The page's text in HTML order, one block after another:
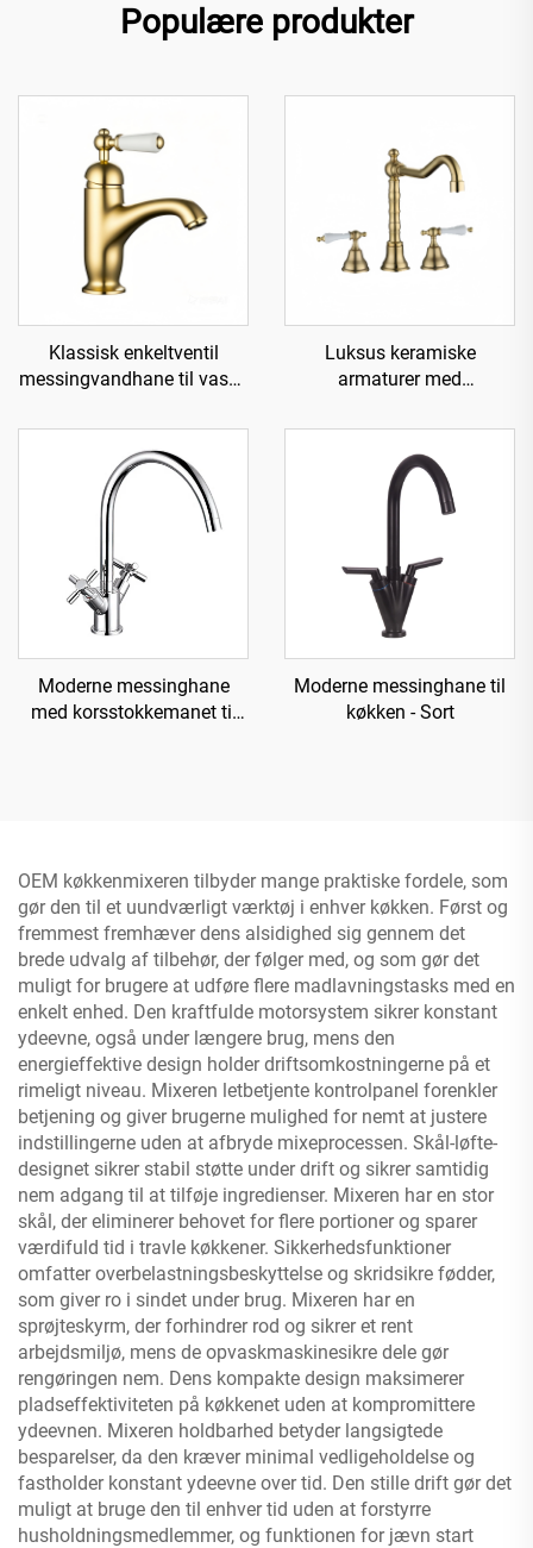
Populære produkter
Klassisk enkeltventil
messingvandhane til vask -
Luksus keramiske
armaturer med
Guld
Moderne messinghane
med korsstokkemanet til
Moderne messinghane til
køkken - Sort
OEM køkkenmixeren tilbyder mange praktiske fordele, som
gør den til et uundværligt værktøj i enhver køkken. Først og
fremmest fremhæver dens alsidighed sig gennem det
brede udvalg af tilbehør, der følger med, og som gør det
muligt for brugere at udføre flere madlavningstasks med en
enkelt enhed. Den kraftfulde motorsystem sikrer konstant
ydeevne, også under længere brug, mens den
energieffektive design holder driftsomkostningerne på et
rimeligt niveau. Mixeren letbetjente kontrolpanel forenkler
betjening og giver brugerne mulighed for nemt at justere
indstillingerne uden at afbryde mixeprocessen. Skål-løfte-
designet sikrer stabil støtte under drift og sikrer samtidig
nem adgang til at tilføje ingredienser. Mixeren har en stor
skål, der eliminerer behovet for flere portioner og sparer
værdifuld tid i travle køkkener. Sikkerhedsfunktioner
omfatter overbelastningsbeskyttelse og skridsikre fødder,
som giver ro i sindet under brug. Mixeren har en
sprøjteskyrm, der forhindrer rod og sikrer et rent
arbejdsmiljø, mens de opvaskmaskinesikre dele gør
rengøringen nem. Dens kompakte design maksimerer
pladseffektiviteten på køkkenet uden at kompromittere
ydeevnen. Mixeren holdbarhed betyder langsigtede
besparelser, da den kræver minimal vedligeholdelse og
fastholder konstant ydeevne over tid. Den stille drift gør det
muligt at bruge den til enhver tid uden at forstyrre
husholdningsmedlemmer, og funktionen for jævn start